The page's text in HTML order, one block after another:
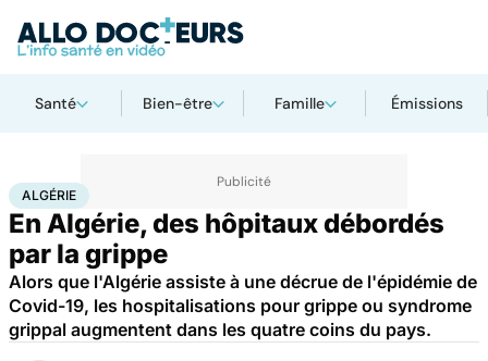
Santé Bien-être Famille Émissions
AccueilSanté Maladies infectieuses
ALGÉRIE
En Algérie, des hôpitaux débordés
par la grippe
Alors que l'Algérie assiste à une décrue de l'épidémie de
Covid-19, les hospitalisations pour grippe ou syndrome
grippal augmentent dans les quatre coins du pays.